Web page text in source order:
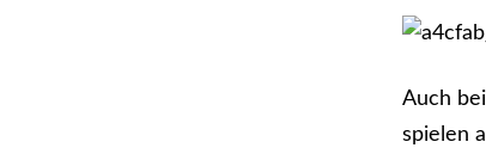
Auch
spielen